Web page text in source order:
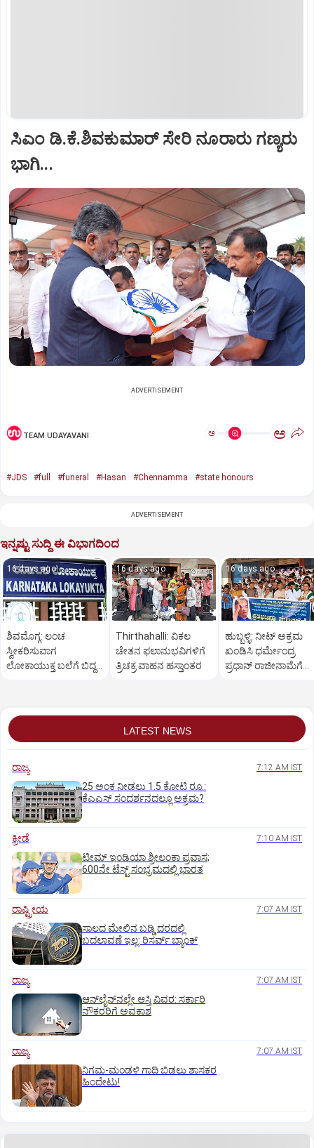
ಸಿಎಂ ಡಿ.ಕೆ.ಶಿವಕುಮಾರ್ ಸೇರಿ ನೂರಾರು ಗಣ್ಯರು
ಭಾಗಿ...
ADVERTISEMENT
TEAM UDAYAVANI ಅ ಅ
#JDS #full #funeral #Hasan #Chennamma #state honours
ADVERTISEMENT
ಇನ್ನಷ್ಟು ಸುದ್ದಿ ಈ ವಿಭಾಗದಿಂದ
16 days ago
ಶಿವಮೊಗ್ಗ: ಲಂಚ
ಸ್ವೀಕರಿಸುವಾಗ
ಲೋಕಾಯುಕ್ತ ಬಲೆಗೆ ಬಿದ್ದ
16 days ago
Thirthahalli: ವಿಕಲ
ಚೇತನ ಫಲಾನುಭವಿಗಳಿಗೆ
ತ್ರಿಚಕ್ರ ವಾಹನ ಹಸ್ತಾಂತರ
16 days ago
ಹುಬ್ಬಳ್ಳಿ: ನೀಟ್ ಅಕ್ರಮ
ಖಂಡಿಸಿ ಧರ್ಮೇಂದ್ರ
ಪ್ರಧಾನ್ ರಾಜೀನಾಮೆಗೆ
LATEST NEWS
ರಾಜ್ಯ 7:12 AM IST
25 ಅಂಕ ನೀಡಲು 1.5 ಕೋಟಿ ರೂ.:
ಕೆಎಎಸ್ ಸಂದರ್ಶನದಲ್ಲೂ ಅಕ್ರಮ?
ಕ್ರೀಡೆ 7:10 AM IST
ಟೀಮ್‌ ಇಂಡಿಯಾ ಶ್ರೀಲಂಕಾ ಪ್ರವಾಸ;
600ನೇ ಟೆಸ್ಟ್‌ ಸಂಭ್ರಮದಲ್ಲಿ ಭಾರತ
ರಾಷ್ಟ್ರೀಯ 7:07 AM IST
ಸಾಲದ ಮೇಲಿನ ಬಡ್ಡಿ ದರದಲ್ಲಿ
ಬದಲಾವಣೆ ಇಲ್ಲ: ರಿಸರ್ವ್‌ ಬ್ಯಾಂಕ್‌
ರಾಜ್ಯ 7:07 AM IST
ಆನ್‌ಲೈನ್‌ನಲ್ಲೇ ಆಸ್ತಿ ವಿವರ: ಸರ್ಕಾರಿ
ನೌಕರರಿಗೆ ಅವಕಾಶ
ರಾಜ್ಯ 7:07 AM IST
ನಿಗಮ-ಮಂಡಳಿ ಗಾದಿ ಬಿಡಲು ಶಾಸಕರ
ಹಿಂದೇಟು!